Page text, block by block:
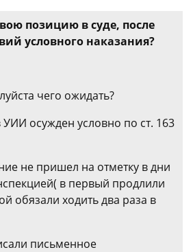
позицию в суде, после
условного наказания?
чего ожидать?
УИИ осужден условно по ст. 163
не пришел на отметку в дни
в первый продлили
обязали ходить два раза в
письменное